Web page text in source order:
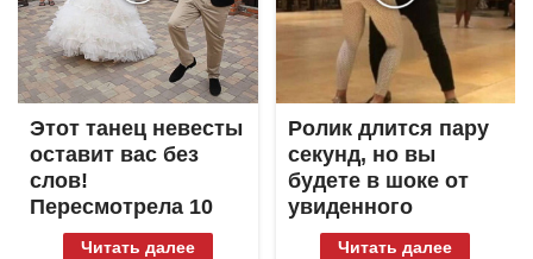
Этот танец невесты
оставит вас без
слов!
Пересмотрела 10
раз
Читать далее
Ролик длится пару
секунд, но вы
будете в шоке от
увиденного
Читать далее